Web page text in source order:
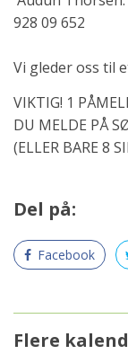
928 09 652
Vi gleder oss til
VIKTIG! 1
DU MELDE PÅ
(ELLER BARE 8
Del på:
Facebook
Flere